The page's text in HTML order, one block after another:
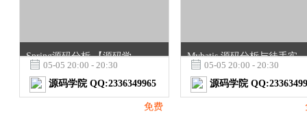
Spring源码分析 【源码学院】 只为培养BAT程序员而生
 05-05 20:00 - 20:30
源码学院 QQ:2336349965
免费
Mybatis 源码分析与徒手实现【源码学院】 只为培养BAT程序员而生
 05-05 20:00 - 20:30
源码学院